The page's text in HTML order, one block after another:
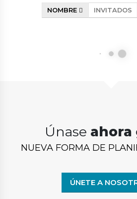
NOMBRE INVITADOS
Únase ahora
NUEVA FORMA DE
ÚNETE A